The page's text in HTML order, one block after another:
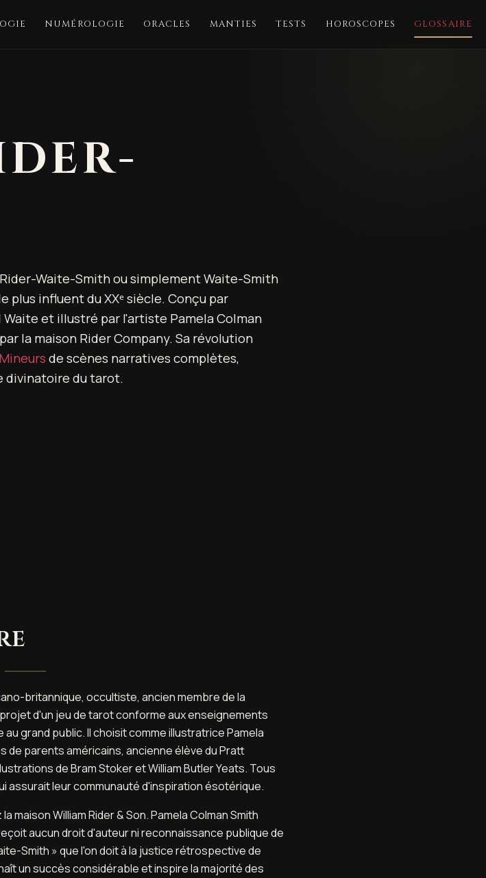
NUMÉROLOGIE ORACLES MANTIES TESTS HOROSCOPES GLOSSAIRE
Waite-Smith ou simplement Waite-Smith
influent du XXᵉ siècle. Conçu par
et illustré par l'artiste Pamela Colman
la maison Rider Company. Sa révolution
de scènes narratives complètes,
divinatoire du tarot.
britannique, occultiste, ancien membre de la
d'un jeu de tarot conforme aux enseignements
grand public. Il choisit comme illustratrice Pamela
de parents américains, ancienne élève du Pratt
de Bram Stoker et William Butler Yeats. Tous
assurait leur communauté d'inspiration ésotérique.
maison William Rider & Son. Pamela Colman Smith
aucun droit d'auteur ni reconnaissance publique de
Smith » que l'on doit à la justice rétrospective de
un succès considérable et inspire la majorité des